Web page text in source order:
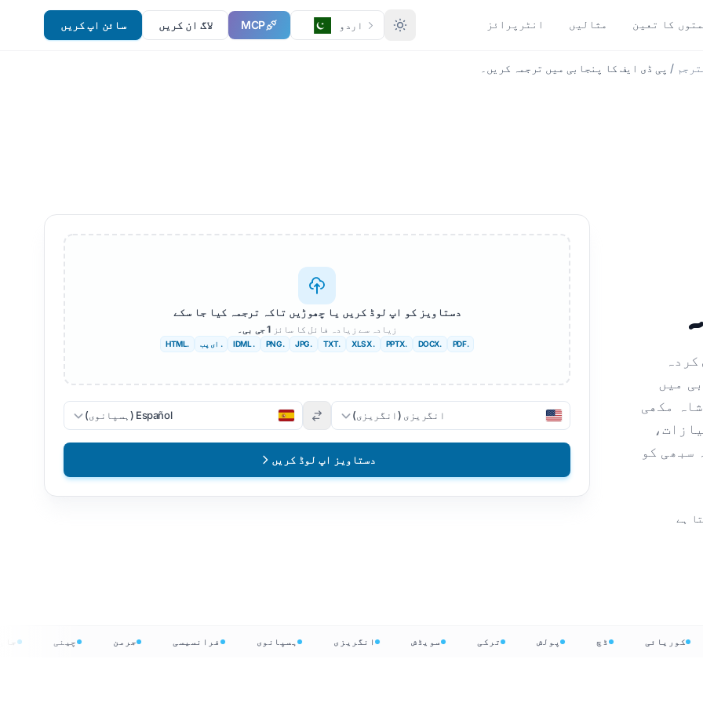
تبدیل کرنا
XLSX سے PDF
جے پی جی سے پی ڈی ایف
جے پی ای جی سے پی ڈی ایف
پی این جی سے پی ڈی ایف
ای پب سے پی ڈی ایف
سربیائی
فلپائنی
بلغاریائی
زولو
مفت شروع کریں
کا تعین مثالیں انٹرپرائز اردو MCP لاگ ان کریں سائن اپ کریں
/ پی ڈی ایف کا پنجابی میں ترجمہ کریں۔
میں
مکھی
سبھی کو
ہے
دستاویز کو اپ لوڈ کریں یا چھوڑیں تاکہ ترجمہ کیا جا سکے
زیادہ سے زیادہ فائل کا سائز 1 جی بی۔
.PDF
.DOCX
.PPTX
. XLSX
.TXT
.JPG
.PNG
. IDML . ای پب .HTML
انگریزی (انگریزی) Español (ہسپانوی)
دستاویز اپ لوڈ کریں
کوریائی پولش ترکی سویڈش انگریزی ہسپانوی فرانسیسی جرمن چینی